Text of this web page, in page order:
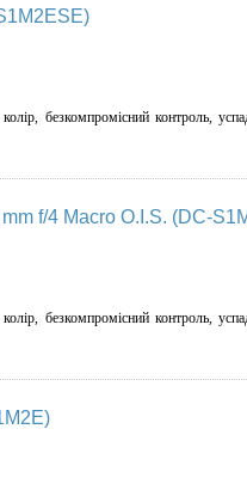
безкомпромісний контроль,
f/4 Macro O.I.S. (DC-
безкомпромісний контроль,